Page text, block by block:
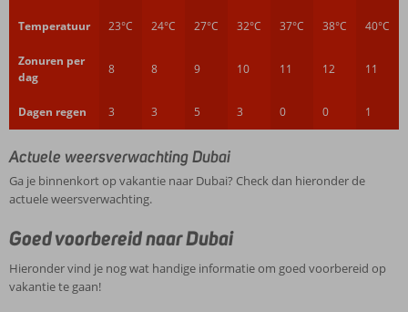
Temperatuur 23°C 24°C 27°C 32°C 37°C 38°C 40°C
Zonuren per
dag
8 8 9 10 11 12 11
Dagen regen 3 3 5 3 0 0 1
Actuele weersverwachting Dubai
Ga je binnenkort op vakantie naar Dubai? Check dan hieronder de
actuele weersverwachting.
Goed voorbereid naar Dubai
Hieronder vind je nog wat handige informatie om goed voorbereid op
vakantie te gaan!